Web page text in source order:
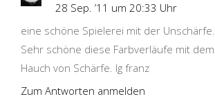
28 Sep. ’11 um 20:33 Uhr
eine schöne Spielerei mit der Unschärfe.
Sehr schöne diese Farbverläufe mit dem
Hauch von Schärfe. lg franz
Zum Antworten anmelden